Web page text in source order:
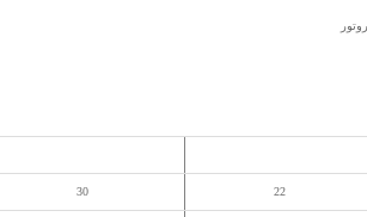
22
30